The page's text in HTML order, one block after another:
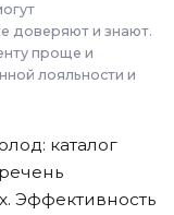
доверяют и знают.
проще и
лояльности и
каталог
Эффективность